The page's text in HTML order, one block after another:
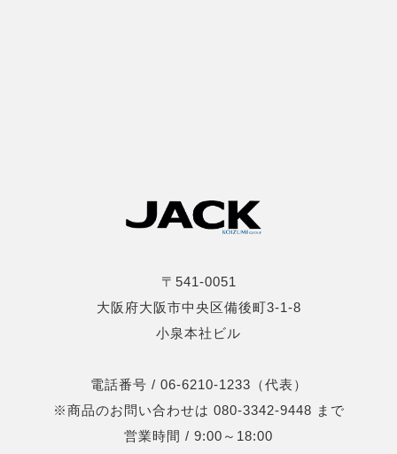
〒541-0051
大阪府大阪市中央区備後町3-1-8
小泉本社ビル
電話番号 / 06-6210-1233（代表）
※商品のお問い合わせは 080-3342-9448 まで
営業時間 / 9:00～18:00